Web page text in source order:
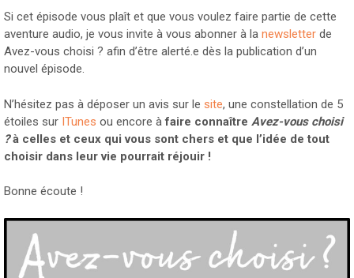
Si cet épisode vous plaît et que vous voulez faire partie de cette
aventure audio, je vous invite à vous abonner à la newsletter de
Avez-vous choisi ? afin d’être alerté.e dès la publication d’un
nouvel épisode.
N’hésitez pas à déposer un avis sur le site, une constellation de 5
étoiles sur ITunes ou encore àfaire connaître Avez-vous choisi
?à celles et ceux qui vous sont chers et que l’idée de tout
choisir dans leur vie pourrait réjouir !
Bonne écoute !